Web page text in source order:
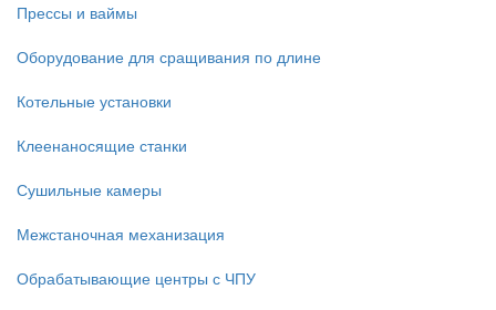
Прессы и ваймы
Оборудование для сращивания по длине
Котельные установки
Клеенаносящие станки
Сушильные камеры
Межстаночная механизация
Обрабатывающие центры с ЧПУ